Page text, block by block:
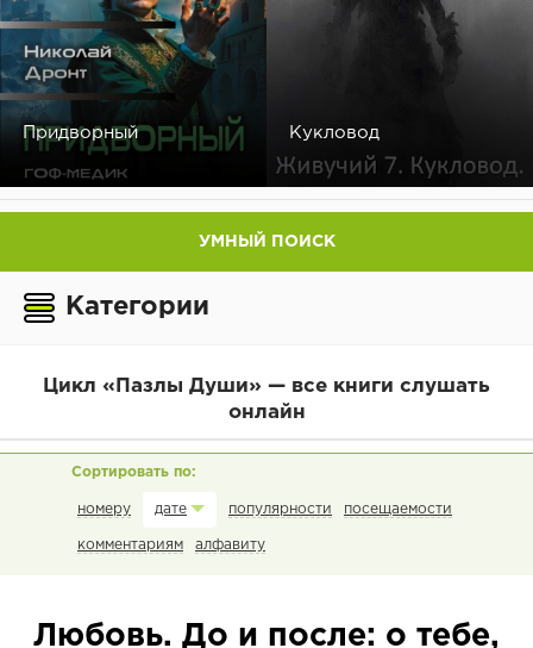
Придворный Кукловод
УМНЫЙ ПОИСК
Категории
Цикл «Пазлы Души» — все книги слушать
онлайн
номеру дате популярности посещаемости
комментариям алфавиту
Любовь. До и после: о тебе,